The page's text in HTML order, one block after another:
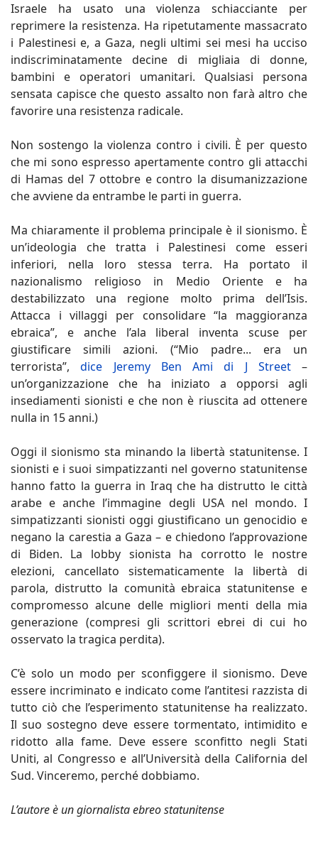
Israele ha usato una violenza schiacciante per
reprimere la resistenza. Ha ripetutamente massacrato
i Palestinesi e, a Gaza, negli ultimi sei mesi ha ucciso
indiscriminatamente decine di migliaia di donne,
bambini e operatori umanitari. Qualsiasi persona
sensata capisce che questo assalto non farà altro che
favorire una resistenza radicale.
Non sostengo la violenza contro i civili. È per questo
che mi sono espresso apertamente contro gli attacchi
di Hamas del 7 ottobre e contro la disumanizzazione
che avviene da entrambe le parti in guerra.
Ma chiaramente il problema principale è il sionismo. È
un’ideologia che tratta i Palestinesi come esseri
inferiori, nella loro stessa terra. Ha portato il
nazionalismo religioso in Medio Oriente e ha
destabilizzato una regione molto prima dell’Isis.
Attacca i villaggi per consolidare “la maggioranza
ebraica”, e anche l’ala liberal inventa scuse per
giustificare simili azioni. (“Mio padre... era un
terrorista”,dice Jeremy Ben Ami di J Street–
un’organizzazione che ha iniziato a opporsi agli
insediamenti sionisti e che non è riuscita ad ottenere
nulla in 15 anni.)
Oggi il sionismo sta minando la libertà statunitense. I
sionisti e i suoi simpatizzanti nel governo statunitense
hanno fatto la guerra in Iraq che ha distrutto le città
arabe e anche l’immagine degli USA nel mondo. I
simpatizzanti sionisti oggi giustificano un genocidio e
negano la carestia a Gaza – e chiedono l’approvazione
di Biden. La lobby sionista ha corrotto le nostre
elezioni, cancellato sistematicamente la libertà di
parola, distrutto la comunità ebraica statunitense e
compromesso alcune delle migliori menti della mia
generazione (compresi gli scrittori ebrei di cui ho
osservato la tragica perdita).
C’è solo un modo per sconfiggere il sionismo. Deve
essere incriminato e indicato come l’antitesi razzista di
tutto ciò che l’esperimento statunitense ha realizzato.
Il suo sostegno deve essere tormentato, intimidito e
ridotto alla fame. Deve essere sconfitto negli Stati
Uniti, al Congresso e all’Università della California del
Sud. Vinceremo, perché dobbiamo.
L’autore è un giornalista ebreo statunitense